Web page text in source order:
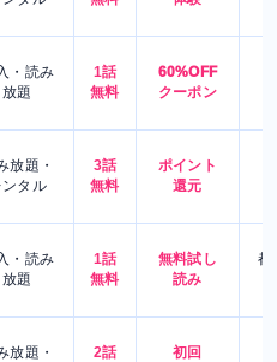
・読み
放題
1話
無料
60%OFF
クーポン
放題・
ンタル
3話
無料
ポイント
還元
・読み
放題
1話
無料
無料試し
読み
都
放題・
2話
初回